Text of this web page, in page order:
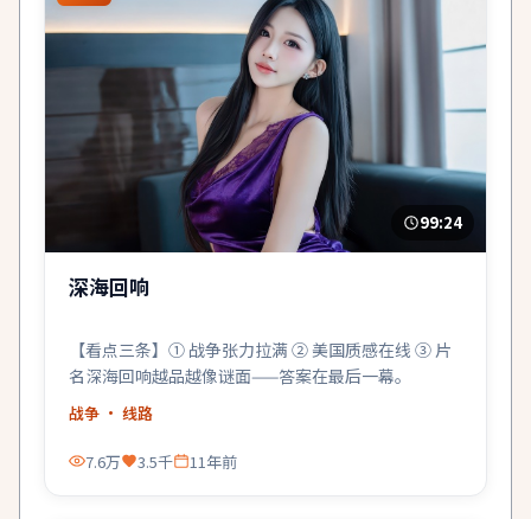
99:24
深海回响
【看点三条】① 战争张力拉满 ② 美国质感在线 ③ 片
名深海回响越品越像谜面——答案在最后一幕。
战争 · 线路
7.6万 3.5千 11年前